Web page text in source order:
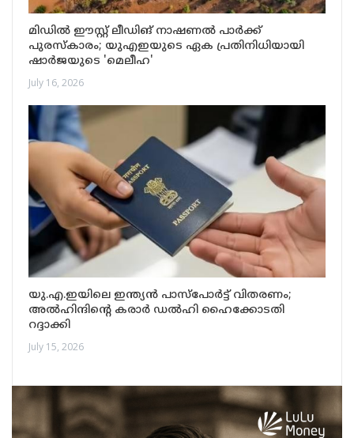
മിഡിൽ ഈസ്റ്റ് ലീഡിങ് നാഷണൽ പാർക്ക്
പുരസ്കാരം; യുഎഇയുടെ ഏക പ്രതിനിധിയായി
ഷാർജയുടെ 'മെലീഹ'
July 16, 2026
യു.എ.ഇയിലെ ഇന്ത്യൻ പാസ്‌പോർട്ട് വിതരണം;
അൽഹിന്ദിന്റെ കരാർ ഡൽഹി ഹൈക്കോടതി
റദ്ദാക്കി
July 15, 2026